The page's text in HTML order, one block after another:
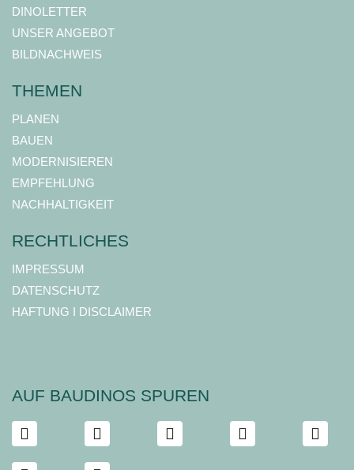
DINOLETTER
UNSER ANGEBOT
BILDNACHWEIS
THEMEN
PLANEN
BAUEN
MODERNISIEREN
EMPFEHLUNG
NACHHALTIGKEIT
RECHTLICHES
IMPRESSUM
DATENSCHUTZ
HAFTUNG I DISCLAIMER
AUF BAUDINOS SPUREN